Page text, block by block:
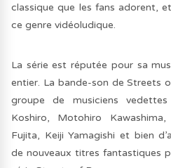
classique que les fans adorent,
ce genre vidéoludique.
La série est réputée pour sa
entier. La bande-son de Streets
groupe de musiciens
Koshiro, Motohiro
Fujita, Keiji Yamagishi et bien
de nouveaux titres fantastiques